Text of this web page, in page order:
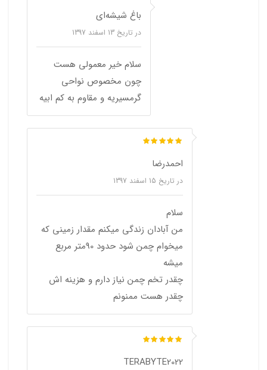
باغ شیشه‌ای
در تاریخ 13 اسفند 1397
سلام خیر معمولی هست
چون مخصوص نواحی
گرمسیریه و مقاوم به کم ابیه
احمدرضا
در تاریخ 15 اسفند 1397
سلام
من آبادان زندگی میکنم مقدار زمینی که
میخوام چمن شود حدود 90متر مربع
میشه
چقدر تخم چمن نیاز دارم و هزینه اش
چقدر هست ممنونم
TERABYTE2022